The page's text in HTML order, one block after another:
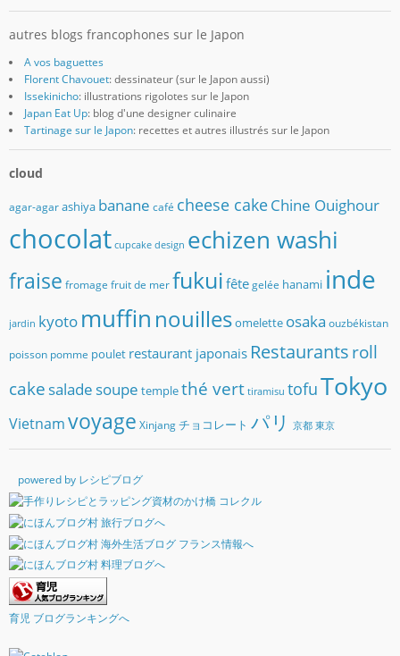
autres blogs francophones sur le Japon
A vos baguettes
Florent Chavouet: dessinateur (sur le Japon aussi)
Issekinicho: illustrations rigolotes sur le Japon
Japan Eat Up: blog d'une designer culinaire
Tartinage sur le Japon: recettes et autres illustrés sur le Japon
cloud
agar-agar ashiya banane café cheese cakeChine Ouighour
chocolat cupcake design echizen washi
fraise fromage fruit de mer fukui fête gelée hanami inde
jardin kyoto muffin nouillesomelette osaka ouzbékistan
poisson pomme poulet restaurant japonais Restaurantsroll
cake salade soupe templethé vert tiramisu tofuTokyo
Vietnamvoyage Xinjang チョコレート パリ 京都 東京
powered by レシピブログ
育児 ブログランキングへ